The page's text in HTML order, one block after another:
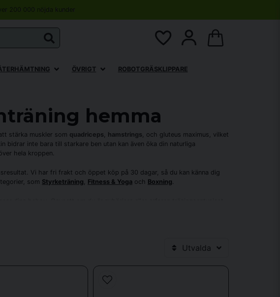
200 000 nöjda kunder
ÖVRIGT ROBOTGRÄSKLIPPARE
hemma
stärka muskler som quadriceps, hamstrings, och gluteus maximus, vilket
inte bara till starkare ben utan kan även öka din naturliga
hela kroppen.
Vi har fri frakt och öppet köp på 30 dagar, så du kan känna dig
som Styrketräning, Fitness & Yoga och Boxning.
tränar den?
Utvalda